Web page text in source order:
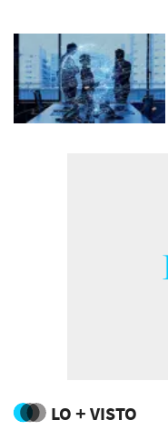
LO + VISTO